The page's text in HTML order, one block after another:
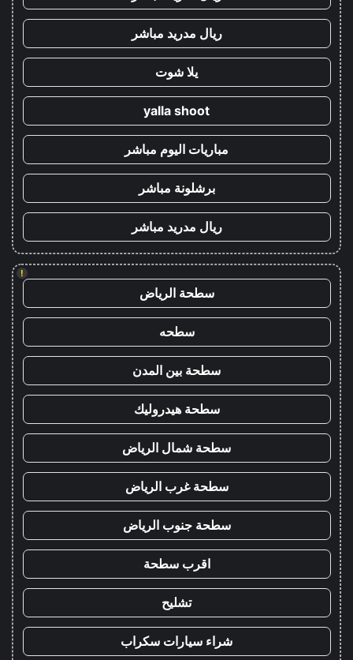
ريال مدريد مباشر
يلا شوت
yalla shoot
مباريات اليوم مباشر
برشلونة مباشر
ريال مدريد مباشر
!
سطحة الرياض
سطحه
سطحة بين المدن
سطحة هيدروليك
سطحة شمال الرياض
سطحة غرب الرياض
سطحة جنوب الرياض
اقرب سطحة
تشليح
شراء سيارات سكراب